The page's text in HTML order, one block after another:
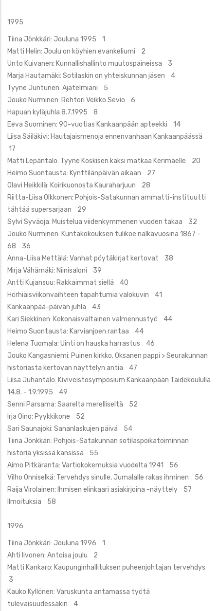
1995
Tiina Jönkkäri: Jouluna 1995 1
Matti Helin: Joulu on köyhien evankeliumi 2
Unto Kuivanen: Kunnallishallinto muutospaineissa 3
Marja Hautamäki: Sotilaskin on yhteiskunnan jäsen 4
Tyyne Juntunen: Ajatelmiani 5
Jouko Nurminen: Rehtori Veikko Sevio 6
Hapuan kyläjuhla 8.7.1995 8
Eeva Suominen: 90-vuotias Kankaanpään apteekki 14
Liisa Säiläkivi: Hautajaismenoja ennenvanhaan Kankaanpäässä
17
Matti Lepäntalo: Tyyne Koskisen kaksi matkaa Kerimäelle 20
Heimo Suontausta: Kynttilänpäivän aikaan 27
Olavi Heikkilä: Koirikuonosta Kauraharjuun 28
Riitta-Liisa Olkkonen: Pohjois-Satakunnan ammatti-instituutti
tähtää supersarjaan 29
Sylvi Syväoja: Muistelua viidenkymmenen vuoden takaa 32
Jouko Nurminen: Kuntakokouksen tulikoe nälkävuosina 1867 -
68 36
Anna-Liisa Mettälä: Vanhat pöytäkirjat kertovat 38
Mirja Vähämäki: Niinisaloni 39
Antti Kujansuu: Rakkaimmat siellä 40
Hörhiäisviikonvaihteen tapahtumia valokuvin 41
Kankaanpää-päivän juhla 43
Kari Siekkinen: Kokonaisvaltainen valmennustyö 44
Heimo Suontausta: Karvianjoen rantaa 44
Helena Tuomala: Uinti on hauska harrastus 46
Jouko Kangasniemi: Puinen kirkko, Oksanen pappi > Seurakunnan
historiasta kertovan näyttelyn antia 47
Liisa Juhantalo: Kiviveistosymposium Kankaanpään Taidekoululla
14.8. - 1.9.1995 49
Senni Parsama: Saarelta merelliseltä 52
Irja Oino: Pyykkikone 52
Sari Saunajoki: Sananlaskujen päivä 54
Tiina Jönkkäri: Pohjois-Satakunnan sotilaspoikatoiminnan
historia yksissä kansissa 55
Aimo Pitkäranta: Vartiokokemuksia vuodelta 1941 56
Vilho Onniselkä: Tervehdys sinulle, Jumalalle rakas ihminen 56
Raija Virolainen: Ihmisen elinkaari asiakirjoina -näyttely 57
Ilmoituksia 58
1996
Tiina Jönkkäri: Jouluna 1996 1
Ahti Iivonen: Antoisa joulu 2
Matti Kankaro: Kaupunginhallituksen puheenjohtajan tervehdys
3
Kauko Kyllönen: Varuskunta antamassa työtä
tulevaisuudessakin 4